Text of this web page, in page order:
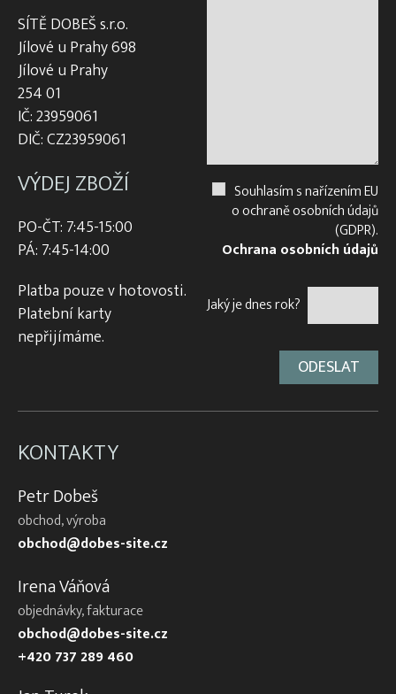
SÍTĚ DOBEŠ s.r.o.
Jílové u Prahy 698
Jílové u Prahy
254 01
IČ: 23959061
DIČ: CZ23959061
VÝDEJ ZBOŽÍ
PO-ČT: 7:45-15:00
PÁ: 7:45-14:00
Platba pouze v hotovosti.
Platební karty
nepřijímáme.
Souhlasím s nařízením EU
o ochraně osobních údajů
(GDPR).
Ochrana osobních údajů
Jaký je dnes rok?
KONTAKTY
Petr Dobeš
obchod, výroba
obchod@dobes-site.cz
Irena Váňová
objednávky, fakturace
obchod@dobes-site.cz
+420 737 289 460